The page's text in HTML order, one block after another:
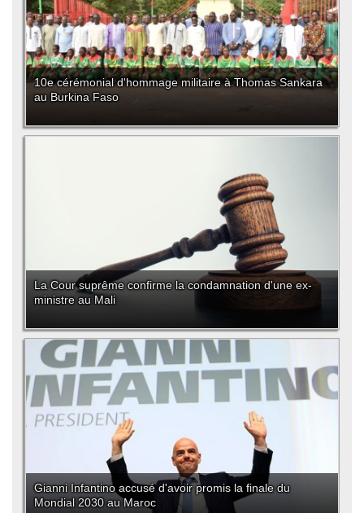
10e cérémonial d'hommage militaire à Thomas Sankara
au Burkina Faso
La Cour suprême confirme la condamnation d'une ex-
ministre au Mali
Gianni Infantino accusé d'avoir promis la finale du
Mondial 2030 au Maroc